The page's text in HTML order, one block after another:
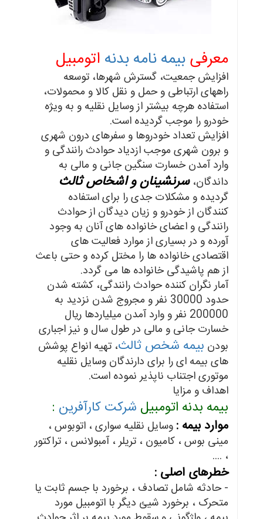
معرفیبیمه نامه بدنه اتومبیل
افزایش جمعیت، گسترش شهرها، توسعه
راههای ارتباطی و حمل و نقل کالا و محمولات،
استفاده هرچه بیشتر از وسایل نقلیه و به ویژه
خودرو را موجب گردیده است.
افزایش تعداد خودروها و سفرهای درون شهری
و برون شهری موجب ازدیاد حوادث رانندگی و
وارد آمدن خسارت سنگین جانی و مالی به
داندگان،سرنشینان و اشخاص ثالث
گردیده و مشکلات جدی را برای استفاده
کنندگان از خودرو و زیان دیدگان از حوادث
رانندگی و اعضای خانواده های آنان به وجود
آورده و در بسیاری از موارد فعالیت های
اقتصادی خانواده ها را مختل کرده و حتی باعث
از هم پاشیدگی خانواده ها می گردد.
آمار نگران کننده حوادث رانندگی، کشته شدن
حدود 30000 نفر و مجروج شدن نزدید به
200000 نفر و وارد آمدن میلیاردها ریال
خسارت جانی و مالی در طول سال و نیز اجباری
بودن بیمه شخص ثالث، تهیه انواع پوشش
های بیمه ای را برای دارندگان وسایل نقلیه
موتوری اجتناب ناپذیر نموده است.
اهداف و مزایا
بیمه بدنه اتومبیل شرکت کارآفرین :
موارد بیمه : وسایل نقلیه سواری ، اتوبوس ،
مینی بوس ، کامیون ، تریلر ، آمبولانس ، تراکتور
، ....
خطرهای اصلی :
- حادثه شامل تصادف ، برخورد با جسم ثابت یا
متحرک ، برخورد شیئ دیگر با اتومبیل مورد